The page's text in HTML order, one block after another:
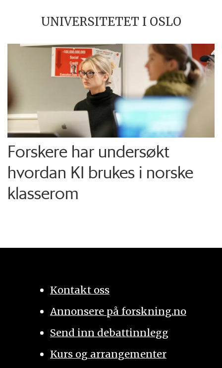
UNIVERSITETET I OSLO
Forskere har undersøkt
hvordan KI brukes i norske
klasserom
Kontakt oss
Annonsere på forskning.no
Send inn debattinnlegg
Kurs og arrangementer